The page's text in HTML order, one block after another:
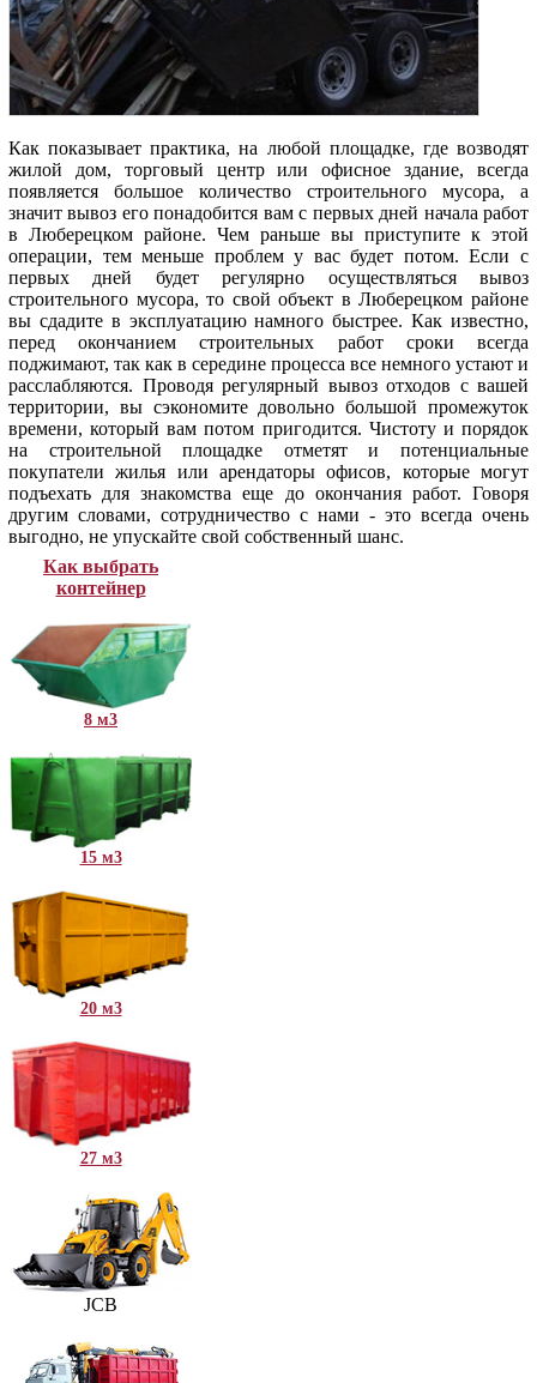
Как показывает практика, на любой площадке, где возводят
жилой дом, торговый центр или офисное здание, всегда
появляется большое количество строительного мусора, а
значит вывоз его понадобится вам с первых дней начала работ
в Люберецком районе. Чем раньше вы приступите к этой
операции, тем меньше проблем у вас будет потом. Если с
первых дней будет регулярно осуществляться вывоз
строительного мусора, то свой объект в Люберецком районе
вы сдадите в эксплуатацию намного быстрее. Как известно,
перед окончанием строительных работ сроки всегда
поджимают, так как в середине процесса все немного устают и
расслабляются. Проводя регулярный вывоз отходов с вашей
территории, вы сэкономите довольно большой промежуток
времени, который вам потом пригодится. Чистоту и порядок
на строительной площадке отметят и потенциальные
покупатели жилья или арендаторы офисов, которые могут
подъехать для знакомства еще до окончания работ. Говоря
другим словами, сотрудничество с нами - это всегда очень
выгодно, не упускайте свой собственный шанс.
Как выбрать
контейнер
8 м3
15 м3
20 м3
27 м3
JCB